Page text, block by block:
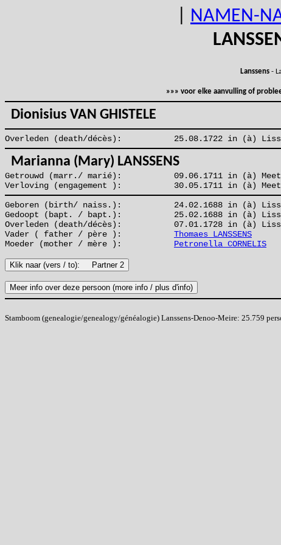
NAMEN-
Lanssens-
»»» voor elke aanvulling of
Dionisius VAN GHISTELE
Overleden (death/décès): 25.08.1722 in (à)
Marianna (Mary) LANSSENS
Getrouwd (marr./ marié):
09.06.1711 in (à)
Verloving (engagement ):
30.05.1711 in (à)
Geboren (birth/ naiss.):
24.02.1688 in (à)
Gedoopt (bapt. / bapt.):
25.02.1688 in (à)
Overleden (death/décès):
07.01.1728 in (à)
Vader ( father / père ):
Thomaes LANSSENS
Moeder (mother / mère ):
Petronella CORNELIS
Stamboom (genealogie/genealogy/généalogie) Lanssens-Denoo-Meire: 25.759